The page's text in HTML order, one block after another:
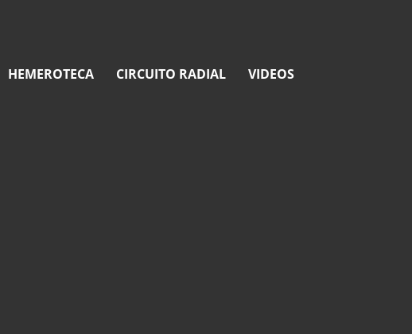
HEMEROTECA CIRCUITO RADIAL VIDEOS